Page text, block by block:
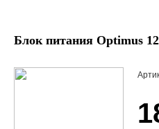
Блок питания Optimus